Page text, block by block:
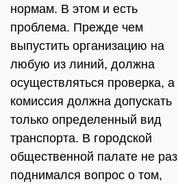
нормам. В этом и есть
проблема. Прежде чем
выпустить организацию на
любую из линий, должна
осуществляться проверка, а
комиссия должна допускать
только определенный вид
транспорта. В городской
общественной палате не раз
поднимался вопрос о том,